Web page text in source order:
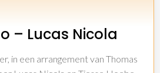
– Lucas Nicola
in een arrangement van Thomas